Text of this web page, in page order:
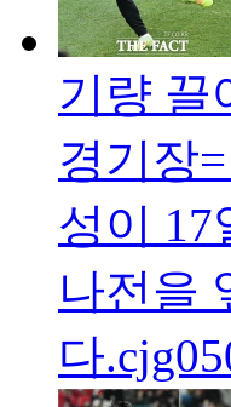
기량 끌
경기장
성이
나전을
다